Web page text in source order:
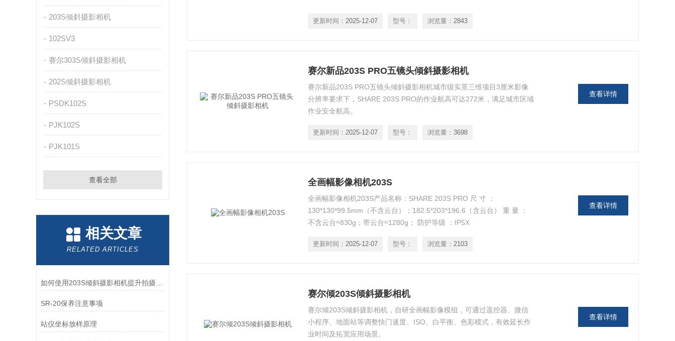
203S倾斜摄影相机
102SV3
赛尔303S倾斜摄影相机
202S倾斜摄影相机
PSDK102S
PJK102S
PJK101S
查看全部
相关文章
RELATED ARTICLES
如何使用203S倾斜摄影相机提升拍摄效果？
SR-20保养注意事项
站仪坐标放样原理
更新时间： 2025-12-07 型号： 浏览量： 2843
赛尔新品203S PRO五镜头倾斜摄影相机
赛尔新品203S PRO五镜头倾斜摄影相机城市级实景三维项目3厘米影像
分辨率要求下，SHARE 203S PRO的作业航高可达272米，满足城市区域
作业安全航高。
更新时间： 2025-12-07 型号： 浏览量： 3698
查看详情
全画幅影像相机203S
全画幅影像相机203S产品名称：SHARE 203S PRO 尺 寸 ：
130*130*99.5mm（不含云台）；182.5*203*196.6（含云台） 重 量 ：
不含云台≈830g；带云台≈1280g； 防护等级 ：IP5X
更新时间： 2025-12-07 型号： 浏览量： 2103
查看详情
赛尔倾203S倾斜摄影相机
赛尔倾203S倾斜摄影相机，自研全画幅影像模组，可通过遥控器、微信
小程序、地面站等调整快门速度、ISO、白平衡、色彩模式，有效延长作
业时间及拓宽应用场景。
查看详情